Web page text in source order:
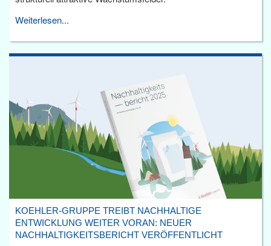
Weiterlesen...
KOEHLER-GRUPPE TREIBT NACHHALTIGE
ENTWICKLUNG WEITER VORAN: NEUER
NACHHALTIGKEITSBERICHT VERÖFFENTLICHT